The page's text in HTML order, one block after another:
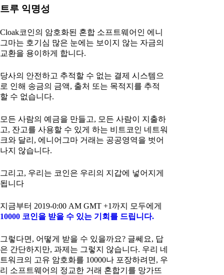
트루 익명성
Cloak코인의 암호화된 혼합 소프트웨어인 에니
그마는 호기심 많은 눈에는 보이지 않는 자금의
교환을 용이하게 합니다.
당사의 안전하고 추적할 수 없는 결제 시스템으
로 인해 송금의 금액, 출처 또는 목적지를 추적
할 수 없습니다.
모든 사람의 예금을 만들고, 모든 사람이 지출하
고, 잔고를 사용할 수 있게 하는 비트코인 네트워
크와 달리, 에니어그마 거래는 공공영역을 벗어
나지 않습니다.
그리고, 우리는 코인은 우리의 지갑에 넣어지게
됩니다
지금부터 2019-0:00 AM GMT +1까지 모두에게
10000 코인을 받을 수 있는 기회를 드립니다.
그렇다면, 어떻게 받을 수 있을까요? 글쎄요, 답
은 간단하지만, 과제는 그렇지 않습니다. 우리 네
트워크의 고유 암호화를 10000나 포장하려면, 우
리 소프트웨어의 정교한 거래 혼합기를 망가뜨